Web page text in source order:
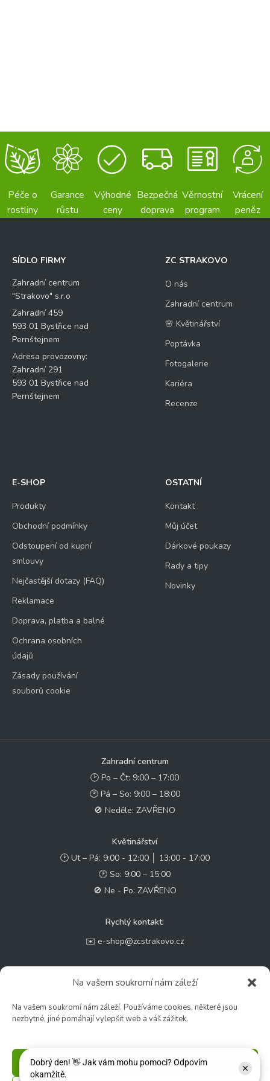
Na vašem soukromí nám záleží
Na vašem soukromí nám záleží. Používáme cookies, některé jsou
nezbytné, jiné pomáhají vylepšit web a váš zážitek.
Příjmout
Péče o
rostliny
Garance
růstu
Výhodné
ceny
Bezpečná
doprava
Věrnostní
program
Vrácení
peněz
SÍDLO FIRMY
Zahradní centrum
"Strakovo" s.r.o
Zahradní 459
593 01 Bystřice nad
Pernštejnem
Adresa provozovny:
Zahradní 291
593 01 Bystřice nad
Pernštejnem
ZC STRAKOVO
O nás
Zahradní centrum
🌸 Květinářství
Poptávka
Fotogalerie
Kariéra
Recenze
E-SHOP
Produkty
Obchodní podmínky
Odstoupení od kupní
smlouvy
Nejčastější dotazy (FAQ)
Reklamace
Doprava, platba a balné
Ochrana osobních
údajů
Zásady používání
souborů cookie
OSTATNÍ
Kontakt
Můj účet
Dárkové poukazy
Rady a tipy
Novinky
Zahradní centrum
🕑 Po – Čt: 9:00 – 17:00
🕑 Pá – So: 9:00 – 18:00
🚫 Neděle: ZAVŘENO
Květinářství
🕑 Ut – Pá: 9:00 - 12:00 │ 13:00 - 17:00
🕑 So: 9:00 – 15:00
🚫 Ne - Po: ZAVŘENO
Rychlý kontakt:
✉️ e-shop@zcstrakovo.cz